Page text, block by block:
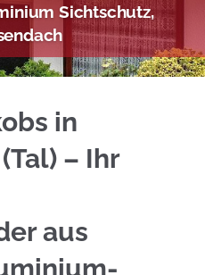
Sichtschutz,
in
– Ihr
aus